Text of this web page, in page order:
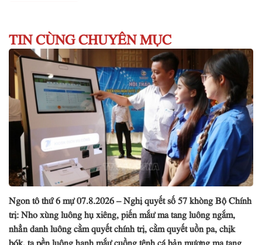
TIN CÙNG CHUYÊN MỤC
Ngon tô thứ 6 mự 07.8.2026 – Nghị quyết số 57 khòng Bộ Chính
trị: Nho xùng luông hụ xiêng, piến mắư ma tang luông ngắm,
nhẳn danh luông cằm quyết chính trị, cằm quyết uồn pa, chịk
bók, tạ pền luông hanh mắư cuồng tênh cá bản mương ma tang